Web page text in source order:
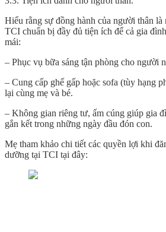
Hiểu rằng sự đồng hành của người thân
TCI chuẩn bị đầy đủ tiện ích để cả gia
mái:
– Phục vụ bữa sáng tận phòng cho người
– Cung cấp ghế gấp hoặc sofa (tùy hạng
lại cùng mẹ và bé.
– Không gian riêng tư, ấm cúng giúp gia
gắn kết trong những ngày đầu đón con.
Mẹ tham khảo chi tiết các quyền lợi khi
dưỡng tại TCI tại đây: